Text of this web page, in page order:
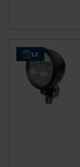
12